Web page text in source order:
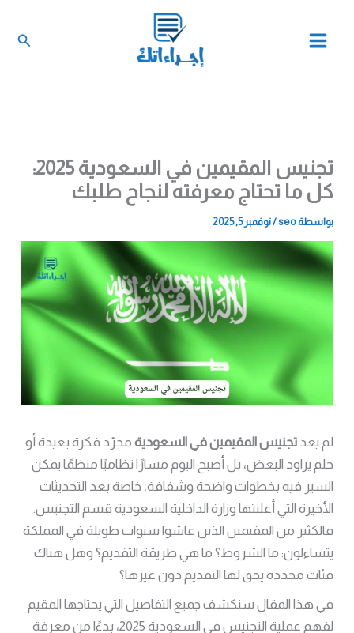
تجنيس المقيمين في السعودية 2025:
كل ما تحتاج معرفته لنجاح طلبك
بواسطة seo
/نوفمبر 5, 2025
لم يعد تجنيس المقيمين في السعودية مجرّد فكرة بعيدة أو
حلم يراود البعض، بل أصبح اليوم مسارًا نظاميًا منظمًا يمكن
السير فيه بخطوات واضحة وشفافة، خاصة بعد التحديثات
الأخيرة التي أعلنتها وزارة الداخلية السعودية قسم التجنيس.
فالكثير من المقيمين الذين عاشوا سنوات طويلة في المملكة
يتساءلون: ما الشروط؟ ما هي طريقة التقديم؟ وهل هناك
فئات محددة يحق لها التقديم دون غيرها؟
في هذا المقال سنكشف جميع التفاصيل التي يحتاجها المقيم
لفهم عملية التجنيس في السعودية 2025، بدءًا من معرفة